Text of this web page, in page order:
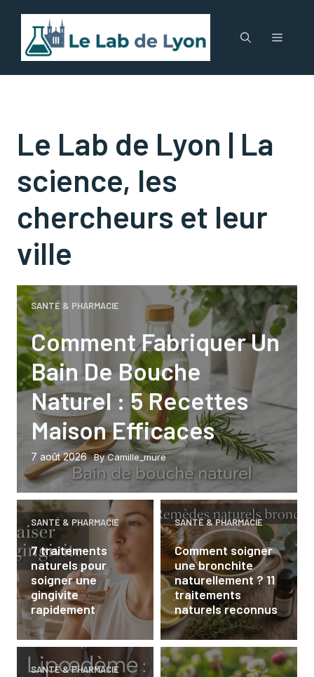
contenu
Menu
Le Lab de Lyon | La
science, les
chercheurs et leur
ville
SANTÉ & PHARMACIE
Comment Fabriquer Un
Bain De Bouche
Naturel : 5 Recettes
Maison Efficaces
7 août 2026 By Camille_mure
SANTÉ & PHARMACIE
7 traitements
naturels pour
soigner une
gingivite
rapidement
SANTÉ & PHARMACIE
Comment soigner
une bronchite
naturellement ? 11
traitements
naturels reconnus
SANTÉ & PHARMACIE